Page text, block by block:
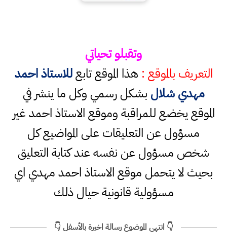
وتقبلو تحياتي
التعريف بالموقع : هذا الموقع تابعللاستاذ احمد
مهدي شلال بشكل رسمي وكل ما ينشر في
الموقع يخضع للمراقبة وموقع الاستاذ احمد غير
مسؤول عن التعليقات على المواضيع كل
شخص مسؤول عن نفسه عند كتابة التعليق
بحيث لا يتحمل موقع الاستاذ احمد مهدي اي
مسؤولية قانونية حيال ذلك
👇 انتهى الموضوع رسالة اخيرة بالأسفل 👇